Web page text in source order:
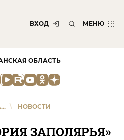
ВХОД МЕНЮ
ОБЛАСТЬ
\ НОВОСТИ
ЗАПОЛЯРЬЯ»